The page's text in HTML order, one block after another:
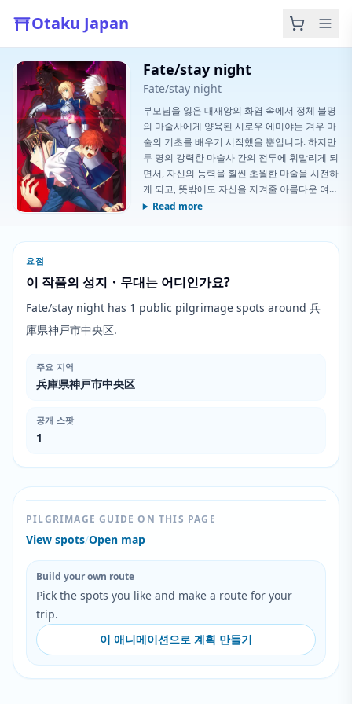
Otaku Japan
Fate/stay night
Fate/stay night
부모님을 잃은 대재앙의 화염 속에서 정체 불명
의 마술사에게 양육된 시로우 에미야는 겨우 마
술의 기초를 배우기 시작했을 뿐입니다. 하지만
두 명의 강력한 마술사 간의 전투에 휘말리게 되
면서, 자신의 능력을 훨씬 초월한 마술을 시전하
게 되고, 뜻밖에도 자신을 지켜줄 아름다운 여전
사를 소환하게 됩니다. 이렇게 해서 시로우는 의
Read more
요점
이 작품의 성지・무대는 어디인가요?
Fate/stay night has 1 public pilgrimage spots around 兵
庫県神戸市中央区.
주요 지역
兵庫県神戸市中央区
공개 스팟
1
PILGRIMAGE GUIDE ON THIS PAGE
View spots/Open map
Build your own route
Pick the spots you like and make a route for your
trip.
이 애니메이션으로 계획 만들기